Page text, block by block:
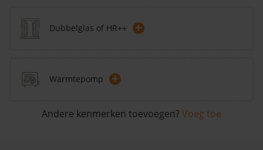
Dubbelglas of HR++ +
Warmtepomp +
Andere kenmerken toevoegen? Voeg toe